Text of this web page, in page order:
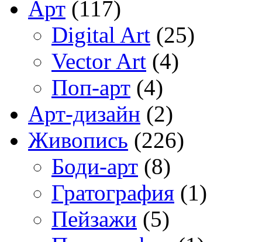
Арт (117)
Digital Art (25)
Vector Art (4)
Поп-арт (4)
Арт-дизайн (2)
Живопись (226)
Боди-арт (8)
Гратография (1)
Пейзажи (5)